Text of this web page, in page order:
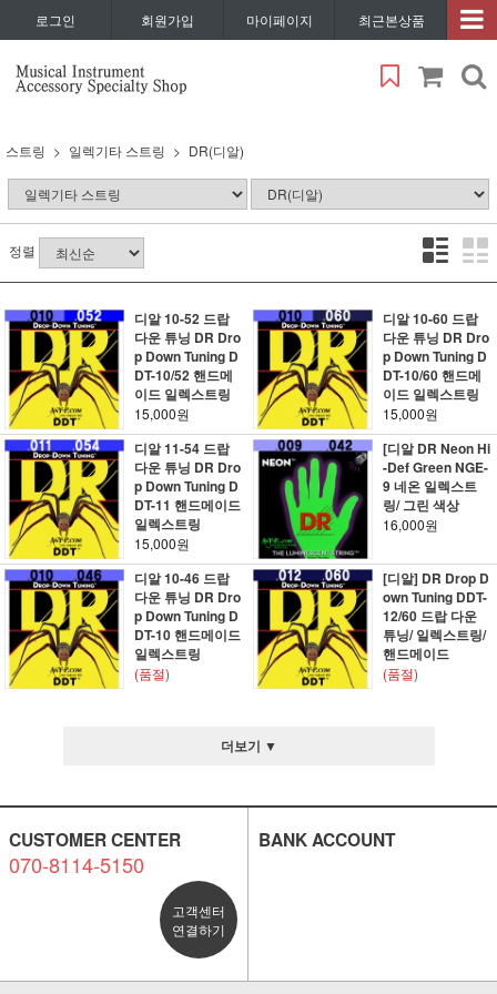
로그인 회원가입 마이페이지 최근본상품
스트링 일렉기타 스트링 DR(디알)
정렬
디알 10-52 드랍
다운 튜닝 DR Dro
p Down Tuning D
DT-10/52 핸드메
이드 일렉스트링
15,000원
디알 10-60 드랍
다운 튜닝 DR Dro
p Down Tuning D
DT-10/60 핸드메
이드 일렉스트링
15,000원
디알 11-54 드랍
다운 튜닝 DR Dro
p Down Tuning D
DT-11 핸드메이드
일렉스트링
15,000원
[디알 DR Neon Hi
-Def Green NGE-
9 네온 일렉스트
링/ 그린 색상
16,000원
디알 10-46 드랍
다운 튜닝 DR Dro
p Down Tuning D
DT-10 핸드메이드
일렉스트링
(품절)
[디알] DR Drop D
own Tuning DDT-
12/60 드랍 다운
튜닝/ 일렉스트링/
핸드메이드
(품절)
더보기 ▼
CUSTOMER CENTER
070-8114-5150
고객센터
연결하기
BANK ACCOUNT